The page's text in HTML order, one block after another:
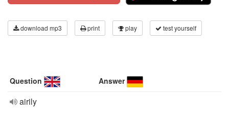
download mp3 print play test yourself
Question Answer
airily